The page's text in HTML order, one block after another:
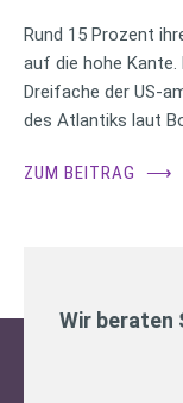
Rund 15 Prozent
auf die hohe
Dreifache der US-
des Atlantiks laut
ZUM BEITRAG ⟶
Wir beraten